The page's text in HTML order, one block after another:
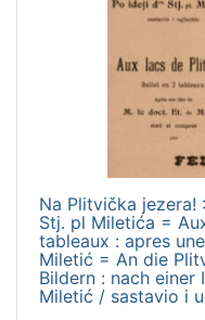
Na Plitvička
Stj. pl Miletića =
tableaux : apres
Miletić = An die
Bildern : nach einer
Miletić / sastavio i